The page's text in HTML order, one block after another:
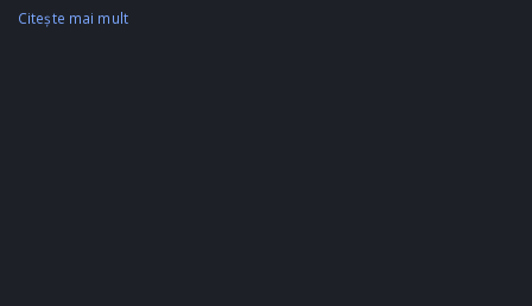
Citeşte mai mult